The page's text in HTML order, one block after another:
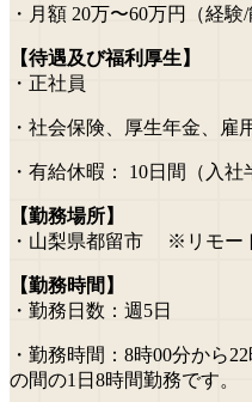
・月額 20万〜60万円（経
【待遇及び福利厚生】
・正社員
・社会保険、厚生年金、雇
・有給休暇： 10日間（入社
【勤務場所】
・山梨県都留市 ※リモー
【勤務時間】
・勤務日数：週5日
・勤務時間：8時00分から
の間の1日8時間勤務です。